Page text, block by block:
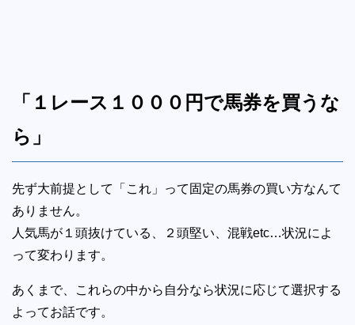
「１レース１０００円で馬券を買うな
ら」
先ず大前提として「これ」って固定の馬券の買い方なんて
ありません。
人気馬が１頭抜けている、２頭堅い、混戦etc…状況によ
って変わります。
あくまで、これらの中から自分なら状況に応じて選択する
よってお話です。